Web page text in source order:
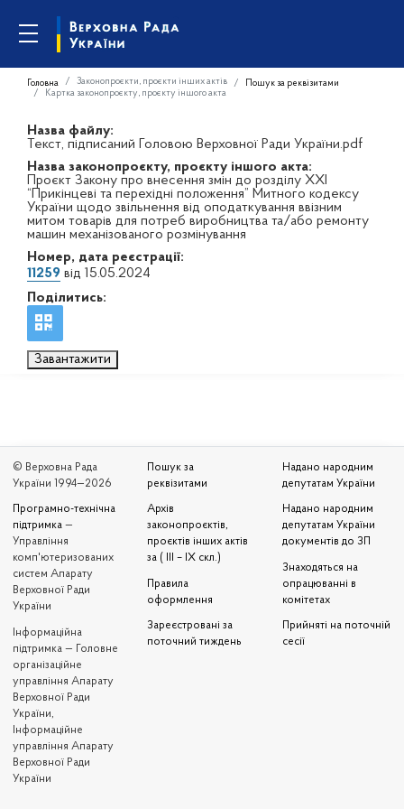
Головна Законопроєкти, проєкти інших актів
Пошук за реквізитами
Картка законопроєкту, проєкту іншого акта
Назва файлу:
Текст, підписаний Головою Верховної Ради України.pdf
Назва законопроєкту, проєкту іншого акта:
Проєкт Закону про внесення змін до розділу ХХІ
“Прикінцеві та перехідні положення” Митного кодексу
України щодо звільнення від оподаткування ввізним
митом товарів для потреб виробництва та/або ремонту
машин механізованого розмінування
Номер, дата реєстрації:
11259 від 15.05.2024
Поділитись:
Завантажити
© Верховна Рада
України 1994—2026
Програмно-технічна
підтримка —
Управління
комп'ютеризованих
систем Апарату
Верховної Ради
України
Iнформаційна
підтримка — Головне
організаційне
управління Апарату
Верховної Ради
України,
Інформаційне
управління Апарату
Верховної Ради
України
Пошук за
реквізитами
Архів
законопроєктів,
проєктів інших актів
за ( III – IX скл.)
Правила
оформлення
Зареєстровані за
поточний тиждень
Надано народним
депутатам України
Надано народним
депутатам України
документів до ЗП
Знаходяться на
опрацюванні в
комітетах
Прийняті на поточній
сесії